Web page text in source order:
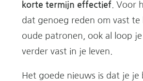
korte termijn effectief . Voor
dat genoeg reden om vast te
oude patronen, ook al loop je
verder vast in je leven.
Het goede nieuws is dat je je